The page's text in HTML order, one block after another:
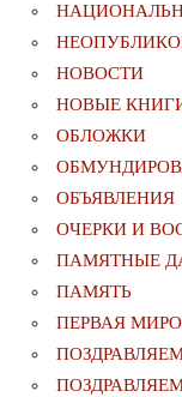
НОВОСТИ
НОВЫЕ
ОБЛОЖКИ
ОБЪЯВЛЕНИЯ
ОЧЕРКИ И
ПАМЯТНЫЕ
ПАМЯТЬ
ПЕРВАЯ